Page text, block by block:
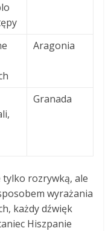
Aragonia
Granada
tylko rozrywką, ale
wyrażania
każdy dźwięk
Hiszpanie